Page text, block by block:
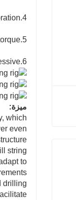
4.Geological coring, prospecting andengineering exploration.
5.The core diameter is big, the torque
6.Resistance is small, and the coringefficiency is excessive.
ميزة:
which
even
string
to
drilling